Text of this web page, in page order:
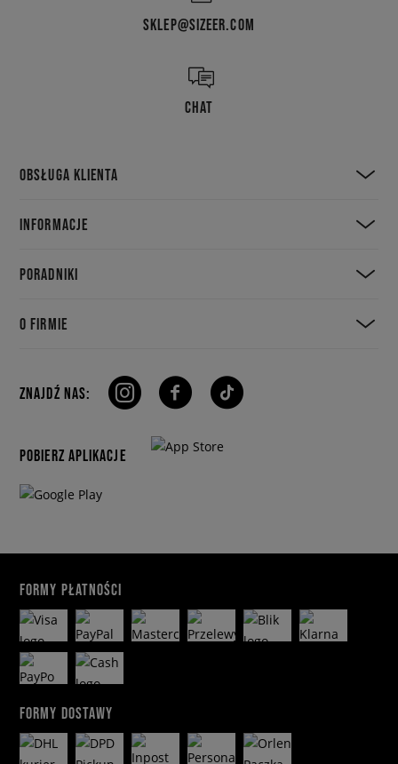
SKLEP@SIZEER.COM
CHAT
OBSŁUGA KLIENTA
INFORMACJE
PORADNIKI
O FIRMIE
ZNAJDŹ NAS:
POBIERZ APLIKACJE
FORMY PŁATNOŚCI
FORMY DOSTAWY